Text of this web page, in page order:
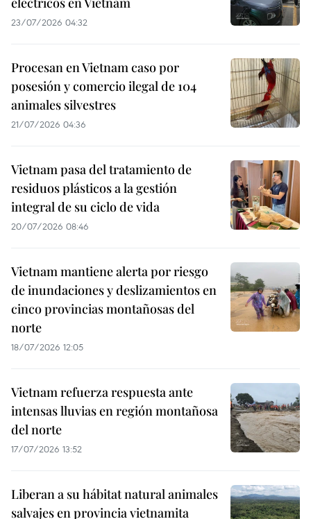
23/07/2026 04:32
Procesan en Vietnam caso por
posesión y comercio ilegal de 104
animales silvestres
21/07/2026 04:36
Vietnam pasa del tratamiento de
residuos plásticos a la gestión
integral de su ciclo de vida
20/07/2026 08:46
Vietnam mantiene alerta por riesgo
de inundaciones y deslizamientos en
cinco provincias montañosas del
norte
18/07/2026 12:05
Vietnam refuerza respuesta ante
intensas lluvias en región montañosa
del norte
17/07/2026 13:52
Liberan a su hábitat natural animales
salvajes en provincia vietnamita